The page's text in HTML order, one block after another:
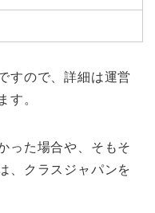
すので、詳細は運営
す。
った場合や、そもそ
、クラスジャパンを